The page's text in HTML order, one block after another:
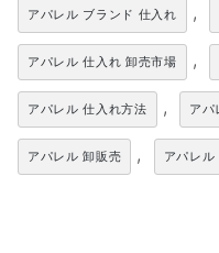
アパレル ブランド 仕入れ ,
アパレル 仕入れ 卸売市場 ,
アパレル 仕入れ方法 , アパ
アパレル 卸販売 , アパレ